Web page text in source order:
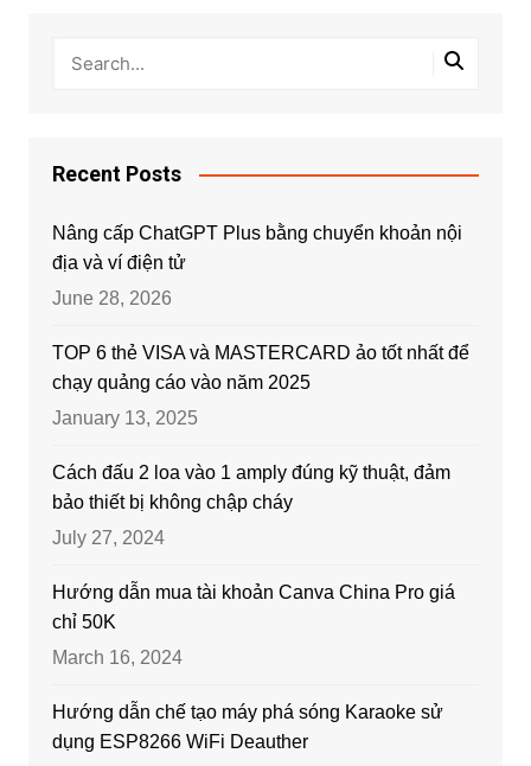
Recent Posts
Nâng cấp ChatGPT Plus bằng chuyển khoản nội
địa và ví điện tử
June 28, 2026
TOP 6 thẻ VISA và MASTERCARD ảo tốt nhất để
chạy quảng cáo vào năm 2025
January 13, 2025
Cách đấu 2 loa vào 1 amply đúng kỹ thuật, đảm
bảo thiết bị không chập cháy
July 27, 2024
Hướng dẫn mua tài khoản Canva China Pro giá
chỉ 50K
March 16, 2024
Hướng dẫn chế tạo máy phá sóng Karaoke sử
dụng ESP8266 WiFi Deauther